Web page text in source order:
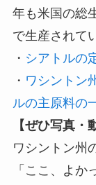
年も米国の総
で生産されて
・ シアトルの
・ ワシントン
ルの主原料の
【ぜひ写真・
ワシントン州
「ここ、よ